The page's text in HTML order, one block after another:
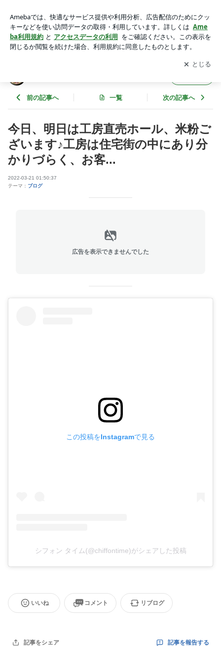
の中にあり分かりづらく、お客... | シフォンタイム
アプリをダウンロードして ブログの更新通知
を受け取りまし
ょう。
開く
前の記事へ 一覧 次の記事へ
今日、明日は工房直売ホール、米粉ご
ざいます♪工房は住宅街の中にあり分
かりづらく、お客...
2022-03-21 01:50:37
テーマ： ブログ
広告を表示できませんでした
この投稿をInstagramで見る
シフォン タイム(@chiffontime)がシェアした投稿
いいね コメント リブログ
記事をシェア 記事を報告する